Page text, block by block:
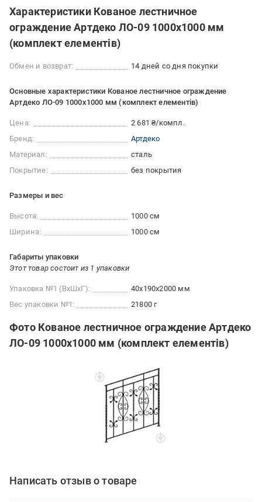
Характеристики Кованое лестничное
ограждение Артдеко ЛО-09 1000х1000 мм
(комплект елементів)
Обмен и возврат: 14 дней со дня покупки
Основные характеристики Кованое лестничное ограждение
Артдеко ЛО-09 1000х1000 мм (комплект елементів)
Цена:
2 681 ₴/компл.
Бренд:
Артдеко
Материал:
сталь
Покрытие:
без покрытия
Размеры и вес
Высота:
1000 см
Ширина:
1000 см
Габариты упаковки
Этот товар состоит из 1 упаковки
Упаковка №1 (ВхШхГ):
40x190x2000 мм
Вес упаковки №1:
21800 г
Фото Кованое лестничное ограждение Артдеко
ЛО-09 1000х1000 мм (комплект елементів)
Написать отзыв о товаре